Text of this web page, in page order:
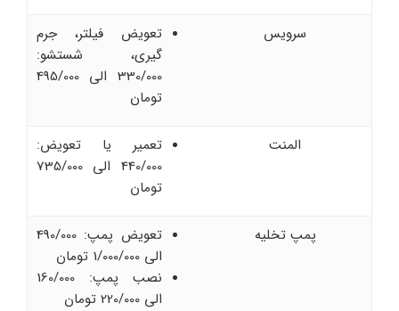
سرویس
تعویض فیلتر، جرم
گیری، شستشو:
330/000 الی 495/000
تومان
المنت
تعمیر یا تعویض:
440/000 الی 735/000
تومان
پمپ تخلیه
تعویض پمپ: 490/000
الی 1/000/000 تومان
نصب پمپ: 160/000
الی 220/000 تومان